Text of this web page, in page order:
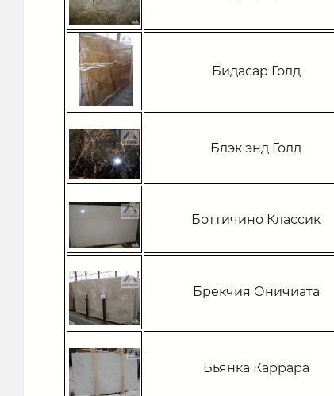
Бидасар Голд
Блэк энд Голд
Боттичино Классик
Брекчия Оничиата
Бьянка Каррара